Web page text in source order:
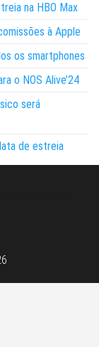
na HBO Max
à Apple
os smartphones
o NOS Alive’24
será
de estreia